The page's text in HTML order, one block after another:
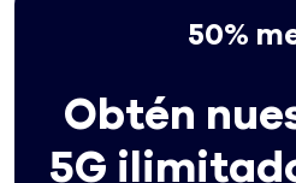
50%
Obtén
5G